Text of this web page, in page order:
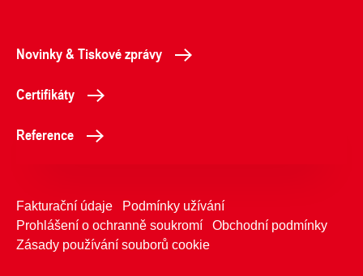
Novinky & Tiskové zprávy
Certifikáty
Reference
Fakturační údaje
Podmínky užívání
Prohlášení o ochranně soukromí
Obchodní podmínky
Zásady používání souborů cookie